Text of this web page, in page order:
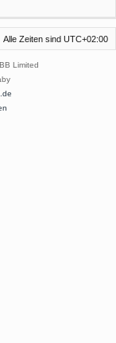
Alle Zeiten sind UTC+02:00
Limited